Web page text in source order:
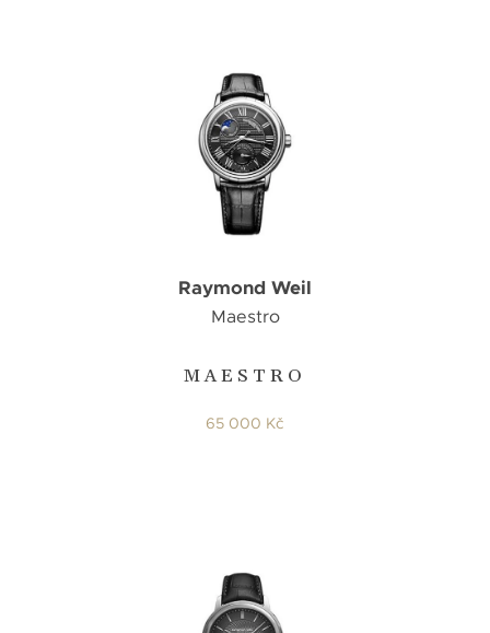
MAESTRO
Raymond Weil
Maestro
65 000 Kč